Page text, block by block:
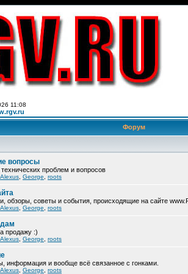
11:08
Форум
вопросы
проблем и вопросов
Alexus George roots
обзоры, советы и события, происходящие на сайте
Alexus George roots
продажу :)
Alexus George roots
информация и вообще всё связанное с гонками.
Alexus George roots